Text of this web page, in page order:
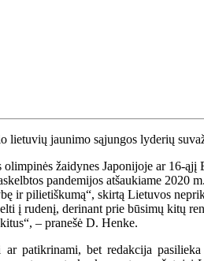
lietuvių jaunimo sąjungos lyderių
olimpinės žaidynes Japonijoje ar 16-
pandemijos atšaukiame 2020
ir pilietiškumą“, skirtą Lietuvos
į rudenį, derinant prie būsimų kitų
– pranešė D. Henke.
ar patikrinami, bet redakcija